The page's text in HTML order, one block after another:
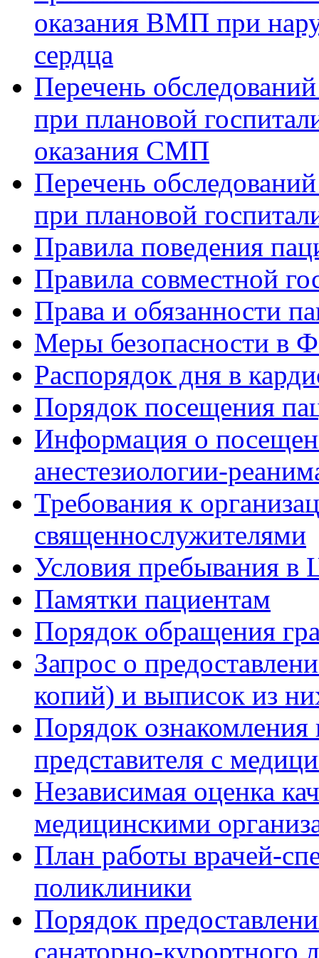
оказания ВМП при
сердца
Перечень
при плановой
оказания СМП
Перечень
при плановой
Правила поведения
Правила совместной
Права и обязанности
Меры безопасности в
Распорядок дня в
Порядок посещения
Информация о
анестезиологии-
Требования к
священнослужителями
Условия пребывания в
Памятки пациентам
Порядок обращения
Запрос о
копий) и выписок из
Порядок ознакомления
представителя с
Независимая оценка
медицинскими
План работы врачей-
поликлиники
Порядок
санаторно-